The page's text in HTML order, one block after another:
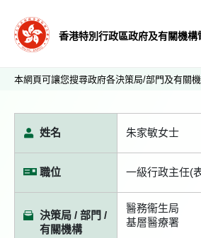
香港特別行政區政府及有關機構
本網頁可讓您搜尋政府各決策局/部門及有關
姓名 朱家敏女士
職位 一級行政主任(
決策局 / 部門 /
有關機構
醫務衞生局
基層醫療署